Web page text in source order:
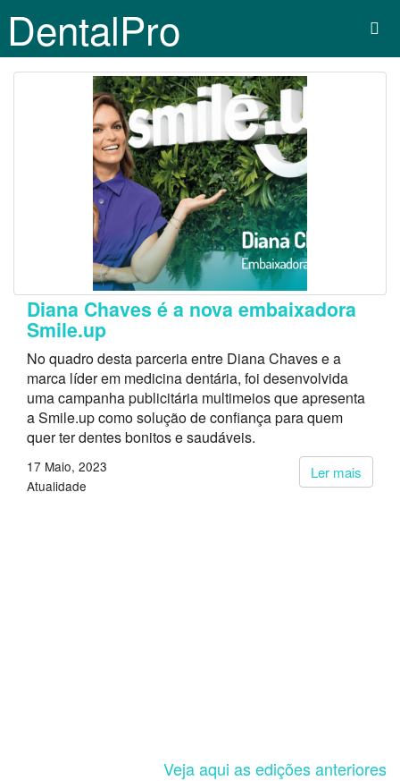
DentalPro
Diana Chaves é a nova embaixadora
Smile.up
No quadro desta parceria entre Diana Chaves e a
marca líder em medicina dentária, foi desenvolvida
uma campanha publicitária multimeios que apresenta
a Smile.up como solução de confiança para quem
quer ter dentes bonitos e saudáveis.
Ler mais
17 Maio, 2023
Atualidade
Veja aqui as edições anteriores